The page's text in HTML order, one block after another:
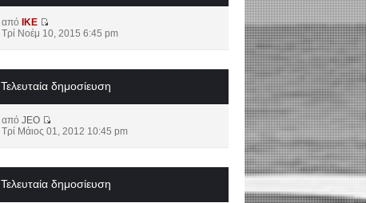
από
IKE
Τρί Νοέμ 10, 2015 6:45 pm
Τελευταία δημοσίευση
απόJEO
Τρί Μάιος 01, 2012 10:45 pm
Τελευταία δημοσίευση